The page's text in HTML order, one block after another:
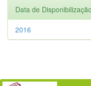
Data de Disponibilização
2016